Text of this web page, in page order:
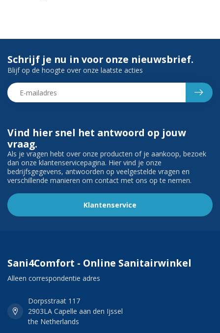
Vind hier snel het antwoord op jouw
vraag.
Als je vragen hebt over onze producten of je aankoop, bezoek
dan onze klantenservicepagina. Hier vind je onze
bedrijfsgegevens, antwoorden op veelgestelde vragen en
verschillende manieren om contact met ons op te nemen.
Klantenservice
Schrijf je nu in voor onze nieuwsbrief.
Blijf op de hoogte over onze laatste acties
Sani4Comfort - Online Sanitairwinkel
Alleen correspondentie adres
Dorpsstraat 117
2903LA Capelle aan den Ijssel
the Netherlands